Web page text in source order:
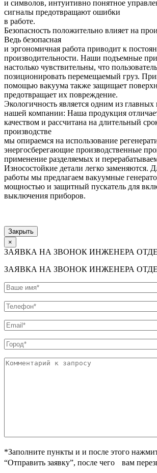
и символов, интуитивно понятное
сигналы предотвращают ошибки
в работе.
Безопасность положительно влияет на
Ведь безопасная
и эргономичная работа приводит к
производительности. Наши подъемные
настолько чувствительны, что
позиционировать перемещаемый груз.
помощью вакуума также защищает
предотвращает их повреждение.
Экологичность является одним из главных
нашей компании: Наша продукция
качеством и рассчитана на длительный
производстве
мы опираемся на использование
энергосберегающие производственные
применение разделяемых и
Износостойкие детали легко заменяются.
работы мы предлагаем вакуумные
мощностью и защитный пускатель для
выключения приборов.
Закрыть
×
ЗАЯВКА НА ЗВОНОК ИНЖЕНЕРА
ЗАЯВКА НА ЗВОНОК ИНЖЕНЕРА
*Заполните пункты и и после этого
“Отправить заявку”, после чего вам